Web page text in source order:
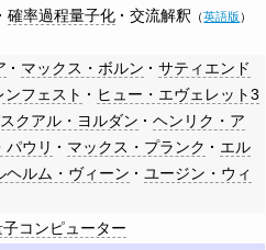
確率過程量子化 交流解釈 （英語版）
マックス・ボルン
サティエンド
フェスト
ヒュー・エヴェレット3
クアル・ヨルダン
ヘンリク・ア
パウリ マックス・プランク
エル
ヘルム・ヴィーン
ユージン・ウィ
子コンピューター